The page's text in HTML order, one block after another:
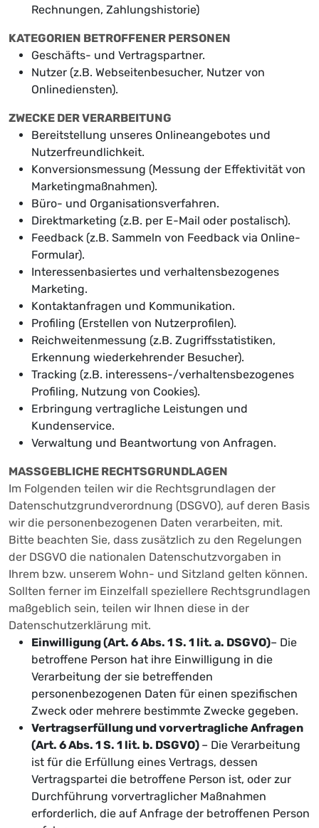
Rechnungen, Zahlungshistorie)
KATEGORIEN BETROFFENER PERSONEN
Geschäfts- und Vertragspartner.
Nutzer (z.B. Webseitenbesucher, Nutzer von
Onlinediensten).
ZWECKE DER VERARBEITUNG
Bereitstellung unseres Onlineangebotes und
Nutzerfreundlichkeit.
Konversionsmessung (Messung der Effektivität von
Marketingmaßnahmen).
Büro- und Organisationsverfahren.
Direktmarketing (z.B. per E-Mail oder postalisch).
Feedback (z.B. Sammeln von Feedback via Online-
Formular).
Interessenbasiertes und verhaltensbezogenes
Marketing.
Kontaktanfragen und Kommunikation.
Profiling (Erstellen von Nutzerprofilen).
Reichweitenmessung (z.B. Zugriffsstatistiken,
Erkennung wiederkehrender Besucher).
Tracking (z.B. interessens-/verhaltensbezogenes
Profiling, Nutzung von Cookies).
Erbringung vertragliche Leistungen und
Kundenservice.
Verwaltung und Beantwortung von Anfragen.
MASSGEBLICHE RECHTSGRUNDLAGEN
Im Folgenden teilen wir die Rechtsgrundlagen der
Datenschutzgrundverordnung (DSGVO), auf deren Basis
wir die personenbezogenen Daten verarbeiten, mit.
Bitte beachten Sie, dass zusätzlich zu den Regelungen
der DSGVO die nationalen Datenschutzvorgaben in
Ihrem bzw. unserem Wohn- und Sitzland gelten können.
Sollten ferner im Einzelfall speziellere Rechtsgrundlagen
maßgeblich sein, teilen wir Ihnen diese in der
Datenschutzerklärung mit.
Einwilligung (Art. 6 Abs. 1 S. 1 lit. a. DSGVO)– Die
betroffene Person hat ihre Einwilligung in die
Verarbeitung der sie betreffenden
personenbezogenen Daten für einen spezifischen
Zweck oder mehrere bestimmte Zwecke gegeben.
Vertragserfüllung und vorvertragliche Anfragen
(Art. 6 Abs. 1 S. 1 lit. b. DSGVO) – Die Verarbeitung
ist für die Erfüllung eines Vertrags, dessen
Vertragspartei die betroffene Person ist, oder zur
Durchführung vorvertraglicher Maßnahmen
erforderlich, die auf Anfrage der betroffenen Person